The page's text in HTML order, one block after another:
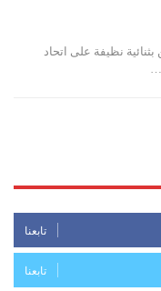
نظيفة على اتحاد
تابعنا
تابعنا